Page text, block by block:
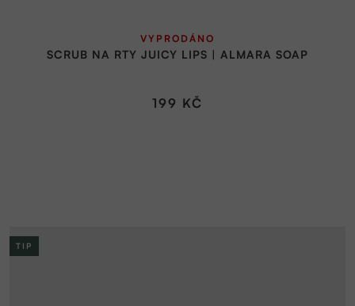
SCRUB NA RTY JUICY LIPS | ALMARA SOAP
hodnocení
produktu
5,0
VYPRODÁNO
199 KČ
TIP